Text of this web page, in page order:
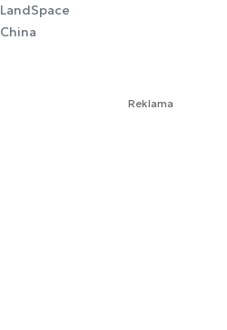
LandSpace
China
Reklama